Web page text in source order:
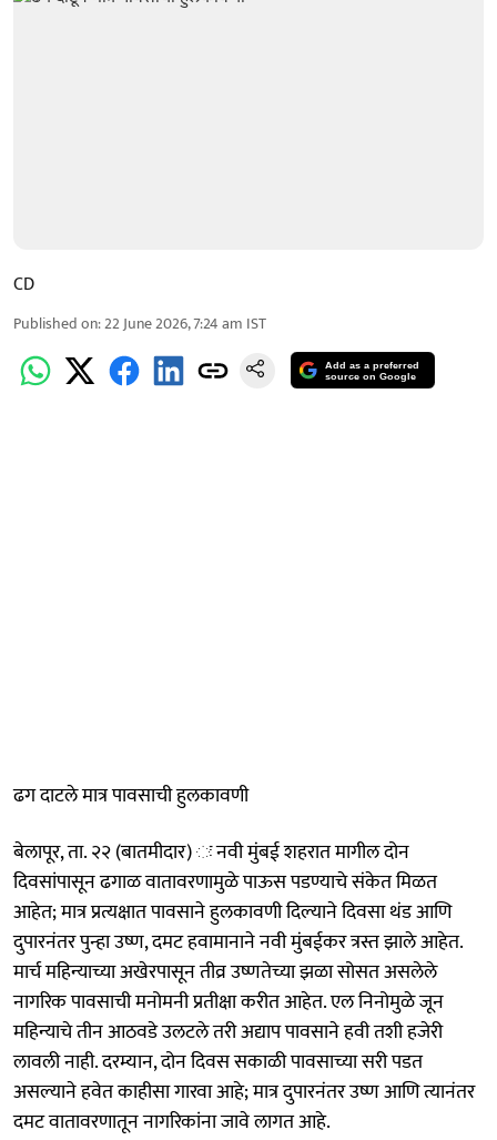
CD
Published on:22 June 2026, 7:24 am IST
Add as a preferred
source on Google
ढग दाटले मात्र पावसाची हुलकावणी
बेलापूर, ता. २२ (बातमीदार) ः नवी मुंबई शहरात मागील दोन
दिवसांपासून ढगाळ वातावरणामुळे पाऊस पडण्याचे संकेत मिळत
आहेत; मात्र प्रत्यक्षात पावसाने हुलकावणी दिल्याने दिवसा थंड आणि
दुपारनंतर पुन्हा उष्ण, दमट हवामानाने नवी मुंबईकर त्रस्त झाले आहेत.
मार्च महिन्याच्या अखेरपासून तीव्र उष्णतेच्या झळा सोसत असलेले
नागरिक पावसाची मनोमनी प्रतीक्षा करीत आहेत. एल निनोमुळे जून
महिन्याचे तीन आठवडे उलटले तरी अद्याप पावसाने हवी तशी हजेरी
लावली नाही. दरम्यान, दोन दिवस सकाळी पावसाच्या सरी पडत
असल्याने हवेत काहीसा गारवा आहे; मात्र दुपारनंतर उष्ण आणि त्यानंतर
दमट वातावरणातून नागरिकांना जावे लागत आहे.